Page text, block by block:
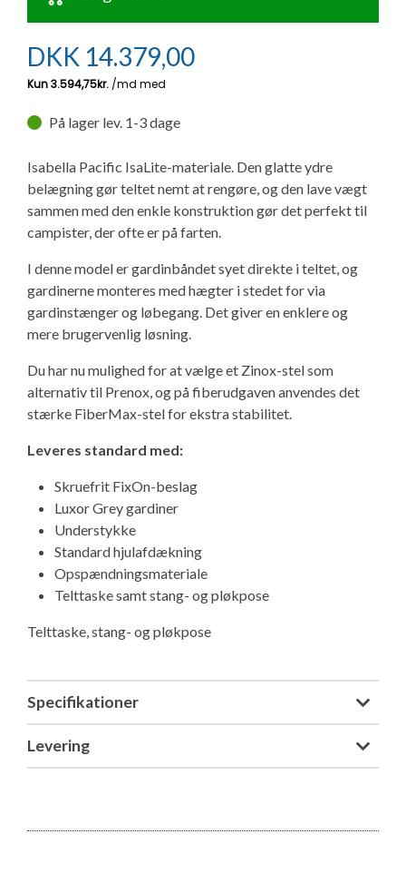
Hobby Maxia
Ny campingvogn - godt at vide
Lille campingvogn
Finansiering af campingvogn
Forsikring af campingvogn
Vil du sælge din campingvogn?
Brugte telte og udstyr
Isabella fortelte
Isabella Fortelte
Isabella Lufttelte
Isabella weekend- og vinterfortelte
Isabella fortelte til specialvogne
Isabella Opstillingsvejledninger
Camping erhverv
Adria Compact
Aircondition og klimaanlæg
Gas-komfort i din campingvogn
E-trailer kontrol- og sikkerhedsapp
Byvand - rindende vand i campingvognen
3 spændende ideer til campingvognen
GPS tracker til autocamper og campingvogn
Tuxer måleskemaer
Klagemuligheder
Konkurrenceregler
Handelsbetingelser - webshop
Cookie & Privatlivspolitik
Persondata
GPDR - Optagelse af foto og video
GPDR - KG Camping Kundeklub
DKK 14.379,00
På lager lev. 1-3 dage
Isabella Pacific IsaLite-materiale. Den glatte ydre
belægning gør teltet nemt at rengøre, og den lave vægt
sammen med den enkle konstruktion gør det perfekt til
campister, der ofte er på farten.
I denne model er gardinbåndet syet direkte i teltet, og
gardinerne monteres med hægter i stedet for via
gardinstænger og løbegang. Det giver en enklere og
mere brugervenlig løsning.
Du har nu mulighed for at vælge et Zinox-stel som
alternativ til Prenox, og på fiberudgaven anvendes det
stærke FiberMax-stel for ekstra stabilitet.
Leveres standard med:
Skruefrit FixOn-beslag
Luxor Grey gardiner
Understykke
Standard hjulafdækning
Opspændningsmateriale
Telttaske samt stang- og pløkpose
Telttaske, stang- og pløkpose
Specifikationer
Levering